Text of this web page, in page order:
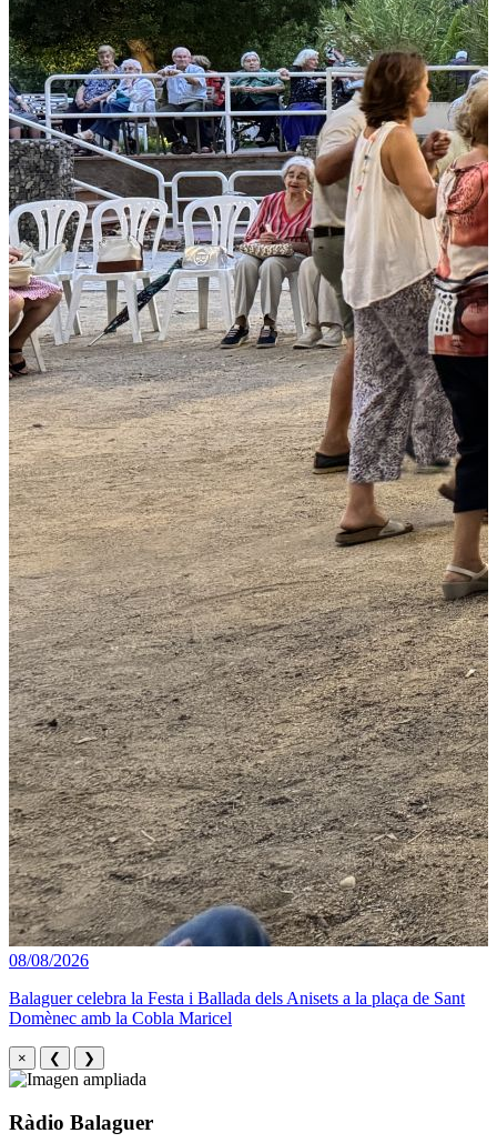
08/08/2026
Balaguer celebra la Festa i Ballada dels Anisets a la plaça de Sant
Domènec amb la Cobla Maricel
× ❮ ❯
Ràdio Balaguer